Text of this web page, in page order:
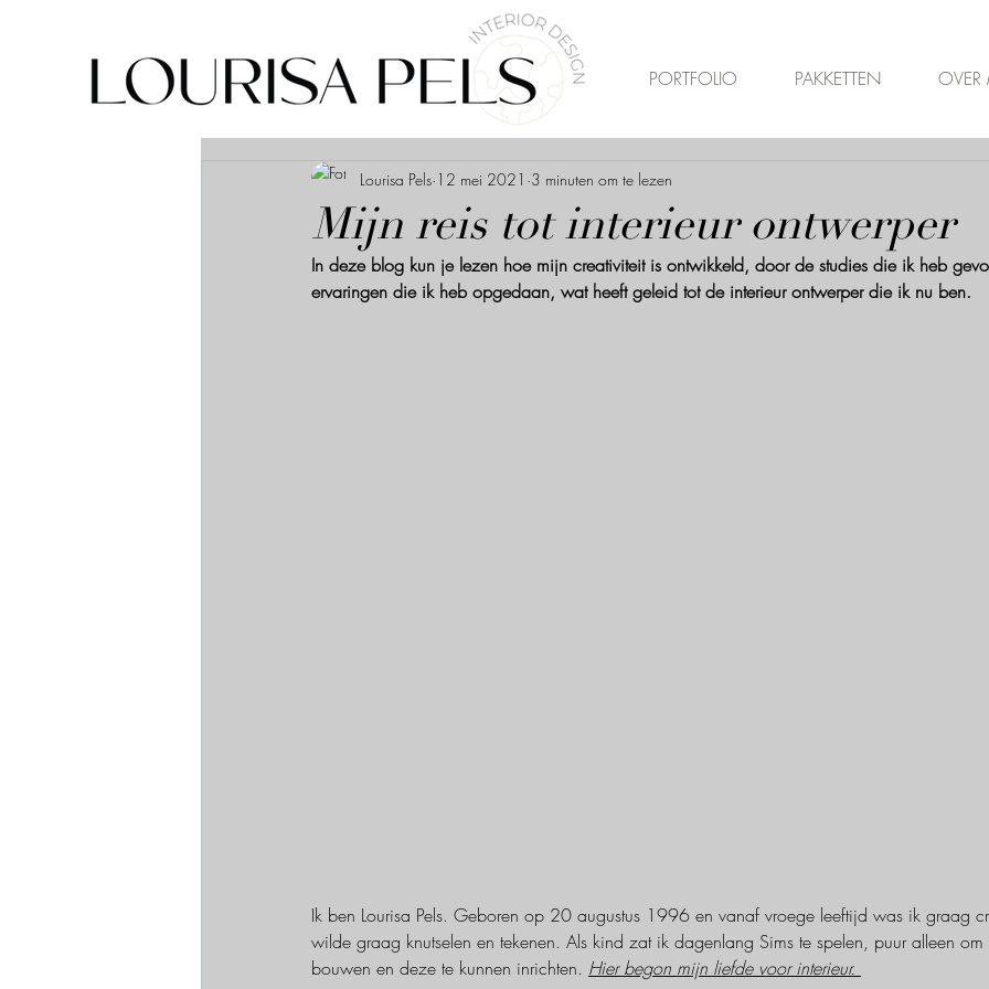
PORTFOLIO PAKKETTEN OVER
Mijn reis tot interieur ontwerper
Lourisa Pels 12 mei 2021 3 minuten om te lezen
In deze blog kun je lezen hoe mijn creativiteit is ontwikkeld, door de studies die ik heb
ervaringen die ik heb opgedaan, wat heeft geleid tot de interieur ontwerper die ik nu ben.
Ik ben Lourisa Pels. Geboren op 20 augustus 1996 en vanaf vroege leeftijd was ik graag
wilde graag knutselen en tekenen. Als kind zat ik dagenlang Sims te spelen, puur alleen om
bouwen en deze te kunnen inrichten. Hier begon mijn liefde voor interieur.